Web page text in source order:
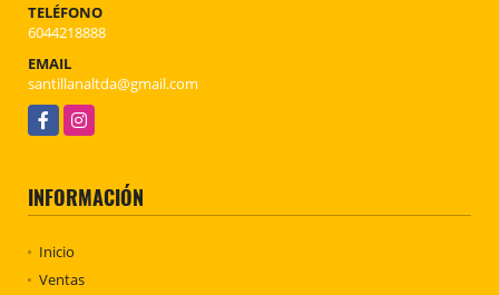
TELÉFONO
6044218888
EMAIL
santillanaltda@gmail.com
FacebookInstagram
INFORMACIÓN
Inicio
Ventas